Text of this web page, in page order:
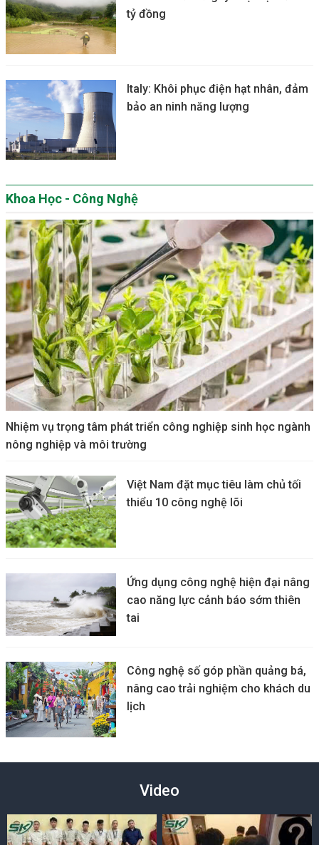
tỷ đồng
Italy: Khôi phục điện hạt nhân, đảm
bảo an ninh năng lượng
Khoa Học - Công Nghệ
Nhiệm vụ trọng tâm phát triển công nghiệp sinh học ngành
nông nghiệp và môi trường
Việt Nam đặt mục tiêu làm chủ tối
thiểu 10 công nghệ lõi
Ứng dụng công nghệ hiện đại nâng
cao năng lực cảnh báo sớm thiên
tai
Công nghệ số góp phần quảng bá,
nâng cao trải nghiệm cho khách du
lịch
Video